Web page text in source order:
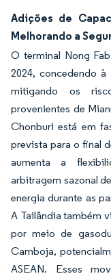
Adições de
Melhorando a
O terminal Nong
2024, concedendo
mitigando os
provenientes de
Chonburi está em
prevista para o final
aumenta a
arbitragem sazonal
energia durante as
A Tailândia também
por meio de
Camboja,
ASEAN. Esses